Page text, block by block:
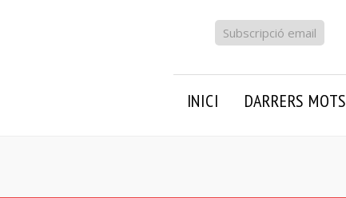
Subscripció email
INICI DARRERS MOTS